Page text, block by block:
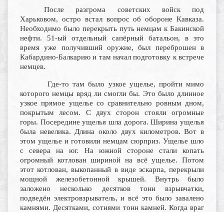
После разгрома советских войск под
Харьковом, остро встал вопрос об обороне Кавказа.
Необходимо было перекрыть путь немцам к Бакинской
нефти. 51-ый отдельный сапёрный батальон, в это
время уже получивший оружие, был переброшен в
Кабардино-Балкарию и там начал подготовку к встрече
немцев.
Где-то там было узкое ущелье, пройти мимо
которого немцы вряд ли смогли бы. Это было длинное
узкое прямое ущелье со сравнительно ровным дном,
покрытым лесом. С двух сторон стояли огромные
горы. Посередине ущелья шла дорога. Ширина ущелья
была невелика. Длина около двух километров. Вот в
этом ущелье и готовили немцам сюрприз. Ущелье шло
с севера на юг. На южной стороне стали копать
огромный котлован шириной на всё ущелье. Потом
этот котлован, выкопанный в виде эскарпа, перекрыли
мощной железобетонной крышей. Внутрь было
заложено несколько десятков тонн взрывчатки,
подведён электровзрыватель, и всё это было завалено
камнями. Десятками, сотнями тонн камней. Когда враг